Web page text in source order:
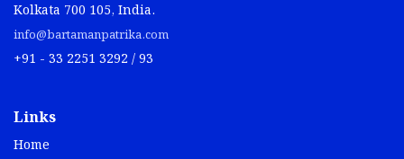
Kolkata 700 105, India.
info@bartamanpatrika.com
+91 - 33 2251 3292 / 93
Links
Home